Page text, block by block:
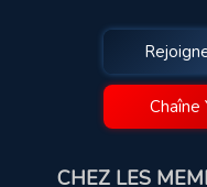
Chaîne
CHEZ LES